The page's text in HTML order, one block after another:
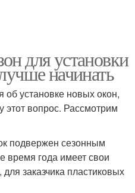
для установки
начинать
об установке новых окон,
этот вопрос. Рассмотрим
подвержен сезонным
время года имеет свои
заказчика пластиковых